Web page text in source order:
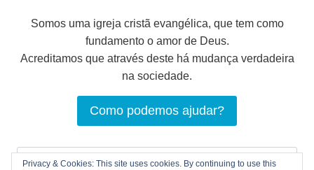
Somos uma igreja cristã evangélica, que tem como
fundamento o amor de Deus.
Acreditamos que através deste há mudança verdadeira
na sociedade.
Como podemos ajudar?
Pesquisar
Privacy & Cookies: This site uses cookies. By continuing to use this